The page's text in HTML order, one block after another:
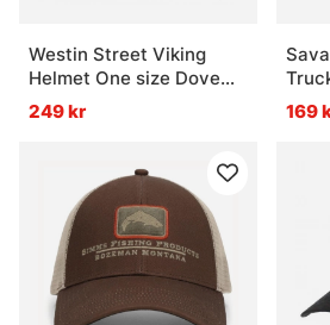
Westin Street Viking
Helmet One size Dove
Grey
249 kr
169